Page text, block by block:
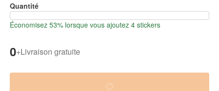
Quantité
Économisez 53% lorsque vous ajoutez 4 stickers
0+Livraison gratuite